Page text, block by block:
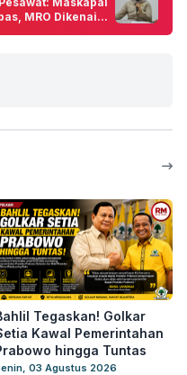
MRO Dikenai...
Tegaskan! Golkar
Kawal Pemerintahan
hingga Tuntas
03 Agustus 2026